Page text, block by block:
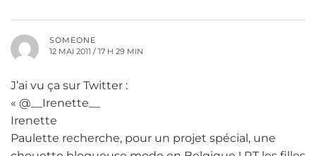
SOMEONE
12 MAI 2011 / 17 H 29 MIN
J’ai vu ça sur Twitter :
« @__Irenette__
Irenette
Paulette recherche, pour un projet spécial, une